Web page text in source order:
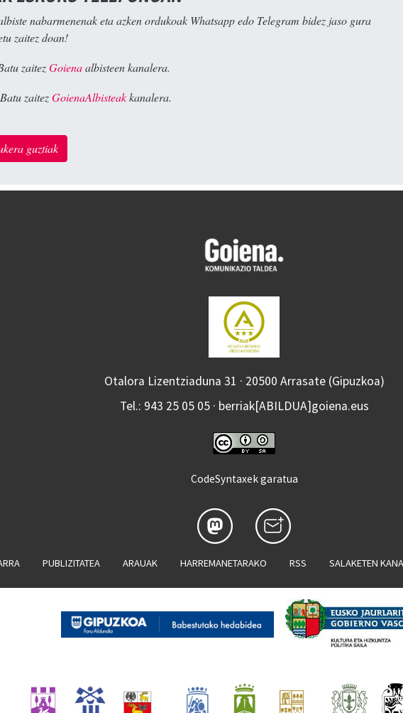
nabarmenenak eta azken ordukoak Whatsapp edo Telegram bidez jaso gura
zaitez doan!
zaitezGoienaalbisteen kanalera.
Batu zaitezGoienaAlbisteakkanalera.
guztiak
Otalora Lizentziaduna 31 · 20500 Arrasate (Gipuzkoa)
Tel.: 943 25 05 05 · berriak[ABILDUA]goiena.eus
CodeSyntaxek garatua
PUBLIZITATEA ARAUAK HARREMANETARAKO RSS SALAKETEN